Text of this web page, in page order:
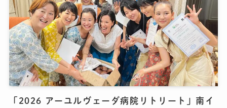
「2026 アーユルヴェーダ病院リトリート」南イ